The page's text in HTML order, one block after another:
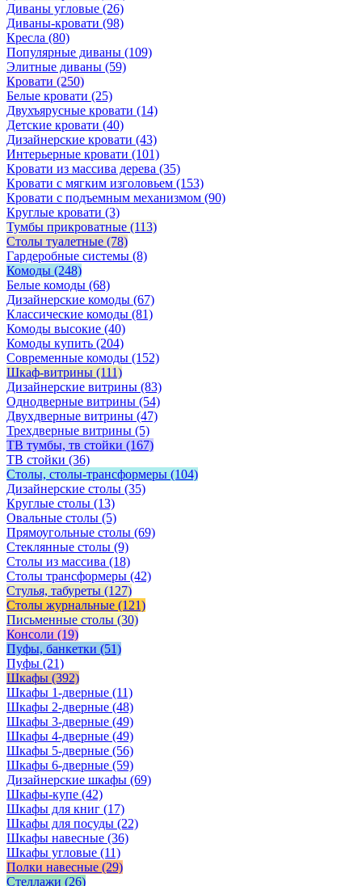
Диваны угловые (26)
Диваны-кровати (98)
Кресла (80)
Популярные диваны (109)
Элитные диваны (59)
Кровати (250)
Белые кровати (25)
Двухъярусные кровати (14)
Детские кровати (40)
Дизайнерские кровати (43)
Интерьерные кровати (101)
Кровати из массива дерева (35)
Кровати с мягким изголовьем (153)
Кровати с подъемным механизмом (90)
Круглые кровати (3)
Тумбы прикроватные (113)
Столы туалетные (78)
Гардеробные системы (8)
Комоды (248)
Белые комоды (68)
Дизайнерские комоды (67)
Классические комоды (81)
Комоды высокие (40)
Комоды купить (204)
Современные комоды (152)
Шкаф-витрины (111)
Дизайнерские витрины (83)
Однодверные витрины (54)
Двухдверные витрины (47)
Трехдверные витрины (5)
ТВ тумбы, тв стойки (167)
ТВ стойки (36)
Столы, столы-трансформеры (104)
Дизайнерские столы (35)
Круглые столы (13)
Овальные столы (5)
Прямоугольные столы (69)
Стеклянные столы (9)
Столы из массива (18)
Столы трансформеры (42)
Стулья, табуреты (127)
Столы журнальные (121)
Письменные столы (30)
Консоли (19)
Пуфы, банкетки (51)
Пуфы (21)
Шкафы (392)
Шкафы 1-дверные (11)
Шкафы 2-дверные (48)
Шкафы 3-дверные (49)
Шкафы 4-дверные (49)
Шкафы 5-дверные (56)
Шкафы 6-дверные (59)
Дизайнерские шкафы (69)
Шкафы-купе (42)
Шкафы для книг (17)
Шкафы для посуды (22)
Шкафы навесные (36)
Шкафы угловые (11)
Полки навесные (29)
Стеллажи (26)